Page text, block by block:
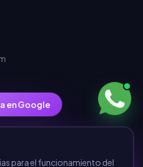
en Google
para el funcionamiento del